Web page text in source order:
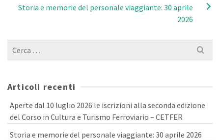
Storia e memorie del personale viaggiante: 30 aprile
2026
Cerca
Articoli recenti
Aperte dal 10 luglio 2026 le iscrizioni alla seconda edizione
del Corso in Cultura e Turismo Ferroviario – CETFER
Storia e memorie del personale viaggiante: 30 aprile 2026